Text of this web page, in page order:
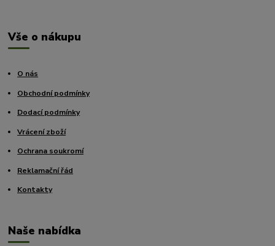
Vše o nákupu
O nás
Obchodní podmínky
Dodací podmínky
Vrácení zboží
Ochrana soukromí
Reklamační řád
Kontakty
Naše nabídka